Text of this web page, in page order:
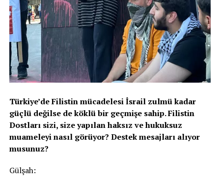
Türkiye’de Filistin mücadelesi İsrail zulmü kadar
güçlü değilse de köklü bir geçmişe sahip. Filistin
Dostları sizi, size yapılan haksız ve hukuksuz
muameleyi nasıl görüyor? Destek mesajları alıyor
musunuz?
Gülşah: